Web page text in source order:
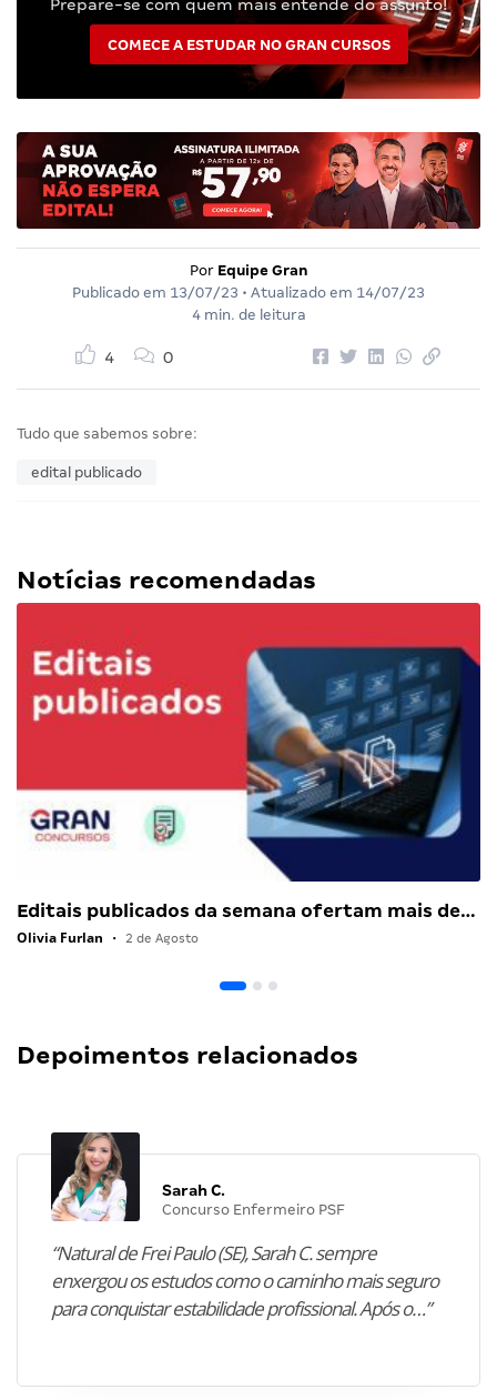
Prepare-se com quem mais entende do assunto!
COMECE A ESTUDAR NO GRAN CURSOS
Por Equipe Gran
Publicado em 13/07/23 • Atualizado em 14/07/23
4 min. de leitura
4 0
Tudo que sabemos sobre:
edital publicado
Notícias recomendadas
Editais publicados da semana ofertam mais de…
Olivia Furlan • 2 de Agosto
Depoimentos relacionados
Sarah C.
Concurso Enfermeiro PSF
“Natural de Frei Paulo (SE), Sarah C. sempre
enxergou os estudos como o caminho mais seguro
para conquistar estabilidade profissional. Após o…”